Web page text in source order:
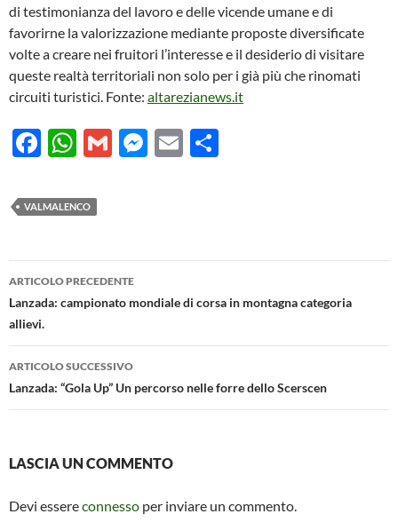
di testimonianza del lavoro e delle vicende umane e di
favorirne la valorizzazione mediante proposte diversificate
volte a creare nei fruitori l’interesse e il desiderio di visitare
queste realtà territoriali non solo per i già più che rinomati
circuiti turistici. Fonte: altarezianews.it
F
e
b
o
o
k
W
at
s
A
p
p
G
M
g
E
vi
VALMALENCO
Navigazione
articolo
ARTICOLO PRECEDENTE
Lanzada: campionato mondiale di corsa in montagna categoria
allievi.
ARTICOLO SUCCESSIVO
Lanzada: “Gola Up” Un percorso nelle forre dello Scerscen
LASCIA UN COMMENTO
Devi essereconnesso per inviare un commento.